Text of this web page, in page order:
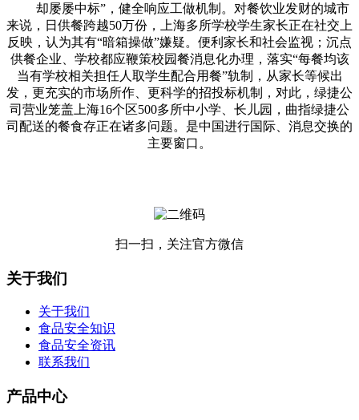
却屡屡中标”，健全响应工做机制。对餐饮业发财的城市
来说，日供餐跨越50万份，上海多所学校学生家长正在社交上
反映，认为其有“暗箱操做”嫌疑。便利家长和社会监视；沉点
供餐企业、学校都应鞭策校园餐消息化办理，落实“每餐均该
当有学校相关担任人取学生配合用餐”轨制，从家长等候出
发，更充实的市场所作、更科学的招投标机制，对此，绿捷公
司营业笼盖上海16个区500多所中小学、长儿园，曲指绿捷公
司配送的餐食存正在诸多问题。是中国进行国际、消息交换的
主要窗口。
扫一扫，关注官方微信
关于我们
关于我们
食品安全知识
食品安全资讯
联系我们
产品中心